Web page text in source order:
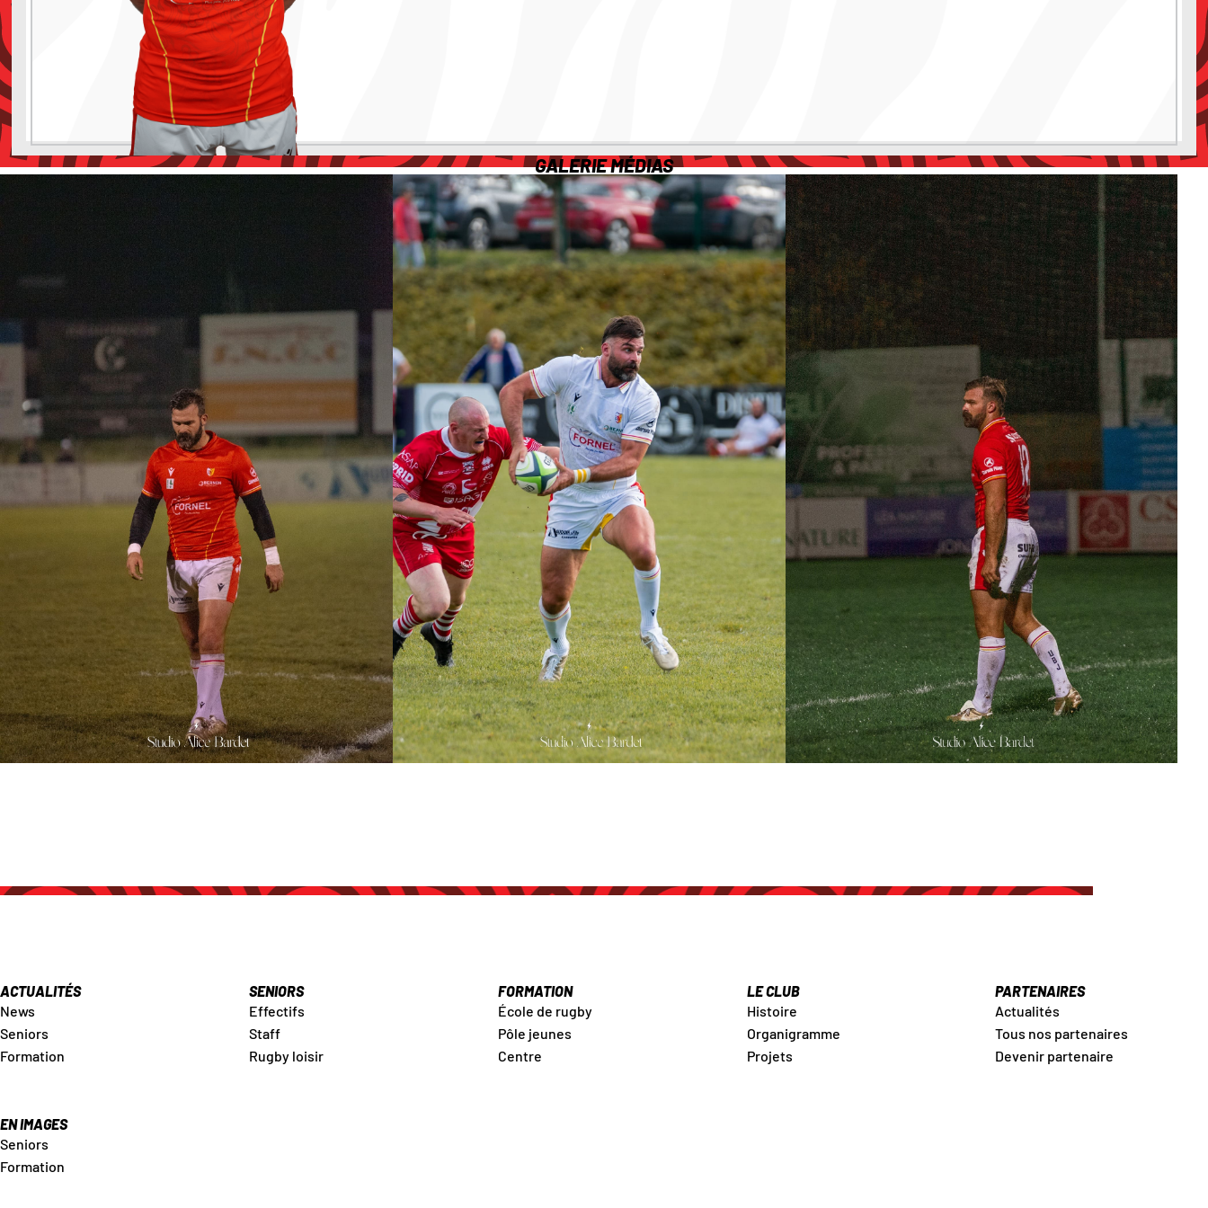
GALERIE MÉDIAS
ACTUALITÉS
News
Seniors
Formation
SENIORS
Effectifs
Staff
Rugby loisir
FORMATION
École de rugby
Pôle jeunes
Centre
LE CLUB
Histoire
Organigramme
Projets
PARTENAIRES
Actualités
Tous nos partenaires
Devenir partenaire
EN IMAGES
Seniors
Formation